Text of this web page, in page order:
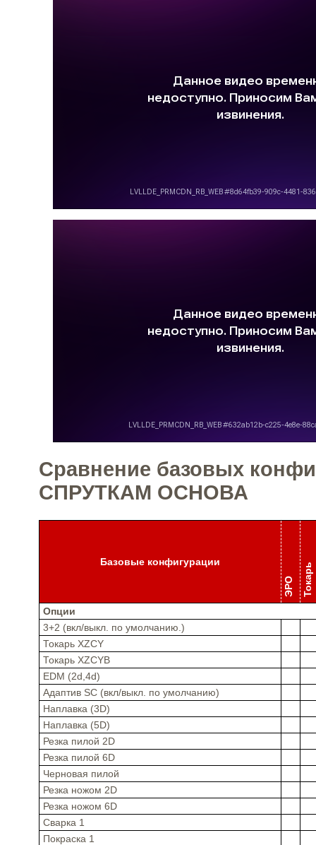
Сравнение базовых
СПРУТКАМ ОСНОВА
Базовые конфигурации
ЭРО Токарь
Опции
3+2 (вкл/выкл. по умолчанию.)
Токарь XZCY
Токарь XZCYB
EDM (2d,4d)
Адаптив SC (вкл/выкл. по умолчанию)
Наплавка (3D)
Наплавка (5D)
Резка пилой 2D
Резка пилой 6D
Черновая пилой
Резка ножом 2D
Резка ножом 6D
Сварка 1
Покраска 1